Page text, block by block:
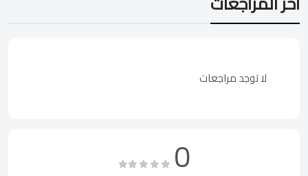
لا توجد مراجعات
0